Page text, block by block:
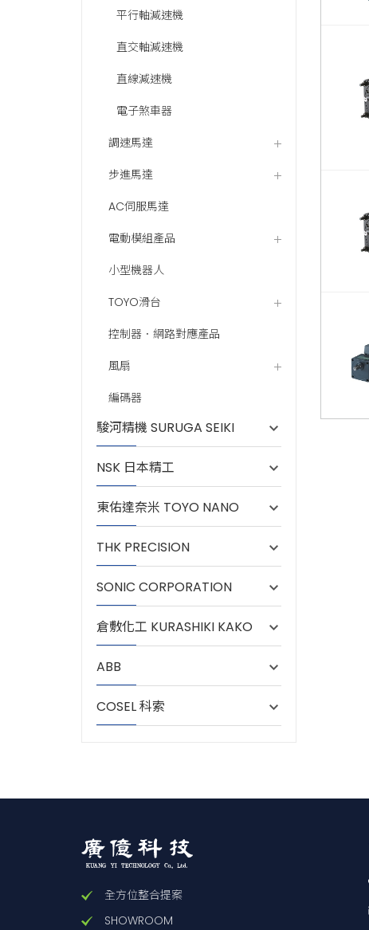
平行軸減速機
直交軸減速機
直線減速機
電子煞車器
調速馬達
步進馬達
AC伺服馬達
電動模組產品
小型機器人
TOYO滑台
控制器．網路對應產品
風扇
編碼器
駿河精機 SURUGA SEIKI
NSK 日本精工
東佑達奈米 TOYO NANO
THK PRECISION
SONIC CORPORATION
倉敷化工 KURASHIKI KAKO
ABB
COSEL 科索
全方位整合提案
SHOWROOM